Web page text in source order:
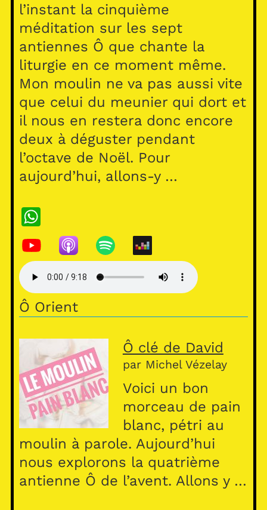
l’instant la cinquième
méditation sur les sept
antiennes Ô que chante la
liturgie en ce moment même.
Mon moulin ne va pas aussi vite
que celui du meunier qui dort et
il nous en restera donc encore
deux à déguster pendant
l’octave de Noël. Pour
aujourd’hui, allons-y …
W
h
at
s
A
p
Ô Orient
Ô clé de David
par Michel Vézelay
Voici un bon
morceau de pain
blanc, pétri au
moulin à parole. Aujourd’hui
nous explorons la quatrième
antienne Ô de l’avent. Allons y …